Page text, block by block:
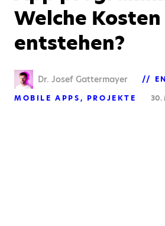
Welche Kosten
entstehen?
Dr. Josef Gattermayer
MOBILE APPS
PROJEKTE 30.